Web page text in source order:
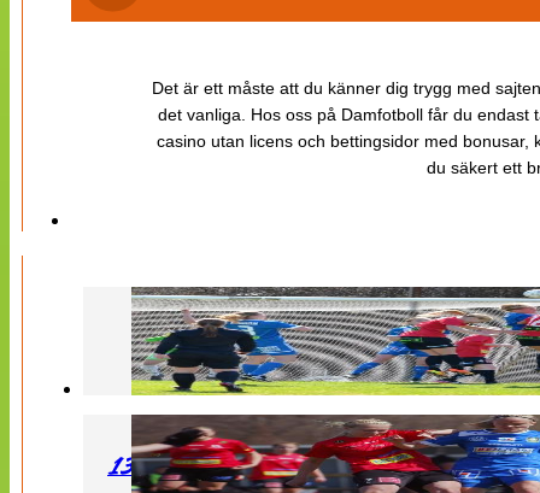
Det är ett måste att du känner dig trygg med
det vanliga. Hos oss på Damfotboll får du
casino utan licens och bettingsidor med
du säkert ett
130427 LB 07 – QBIK